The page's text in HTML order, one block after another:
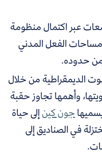
عبر اكتمال منظومة
الفعل المدني
حدوده.
الديمقراطية من خلال
وأهمها تجاوز حقبة
جون كينإلى حياة
في الصناديق إلى